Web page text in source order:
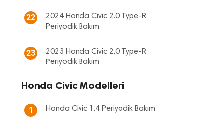
22
2024 Honda Civic 2.0 Type-R
Periyodik Bakım
23
2023 Honda Civic 2.0 Type-R
Periyodik Bakım
Honda Civic Modelleri
1 Honda Civic 1.4 Periyodik Bakım